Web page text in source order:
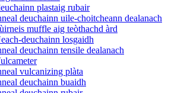
plastaig rubair
deuchainn uile-choitcheann dealanach
muffle aig teòthachd àrd
deuchainn losgaidh
deuchainn tensile dealanach
vulcanizing plàta
deuchainn buaidh